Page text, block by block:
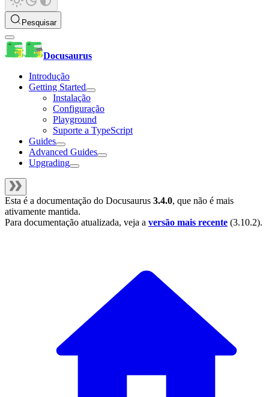
Pesquisar
Docusaurus
Introdução
Getting Started
Instalação
Configuração
Playground
Suporte a TypeScript
Guides
Advanced Guides
Upgrading
Esta é a documentação do Docusaurus 3.4.0, que não é mais
ativamente mantida.
Para documentação atualizada, veja a versão mais recente (3.10.2).